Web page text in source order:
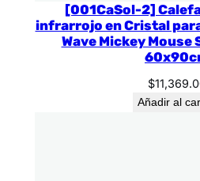
[001CaSol-2]
infrarrojo en Cristal
Wave Mickey Mouse
$
Añadir al